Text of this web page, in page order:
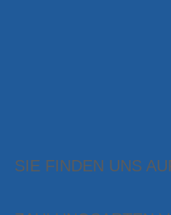
SIE FINDEN UNS